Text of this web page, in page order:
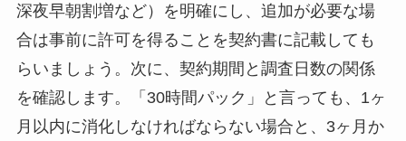
深夜早朝割増など）を明確にし、追加が必要な場
合は事前に許可を得ることを契約書に記載しても
らいましょう。次に、契約期間と調査日数の関係
を確認します。「30時間パック」と言っても、1ヶ
月以内に消化しなければならない場合と、3ヶ月か